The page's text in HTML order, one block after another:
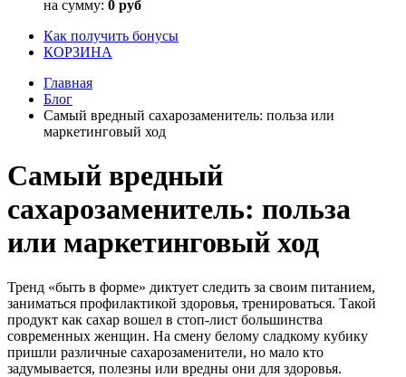
на сумму: 0 руб
Как получить бонусы
КОРЗИНА
Главная
Блог
Самый вредный сахарозаменитель: польза или
маркетинговый ход
Самый вредный
сахарозаменитель: польза
или маркетинговый ход
Тренд «быть в форме» диктует следить за своим питанием,
заниматься профилактикой здоровья, тренироваться. Такой
продукт как сахар вошел в стоп-лист большинства
современных женщин. На смену белому сладкому кубику
пришли различные сахарозаменители, но мало кто
задумывается, полезны или вредны они для здоровья.